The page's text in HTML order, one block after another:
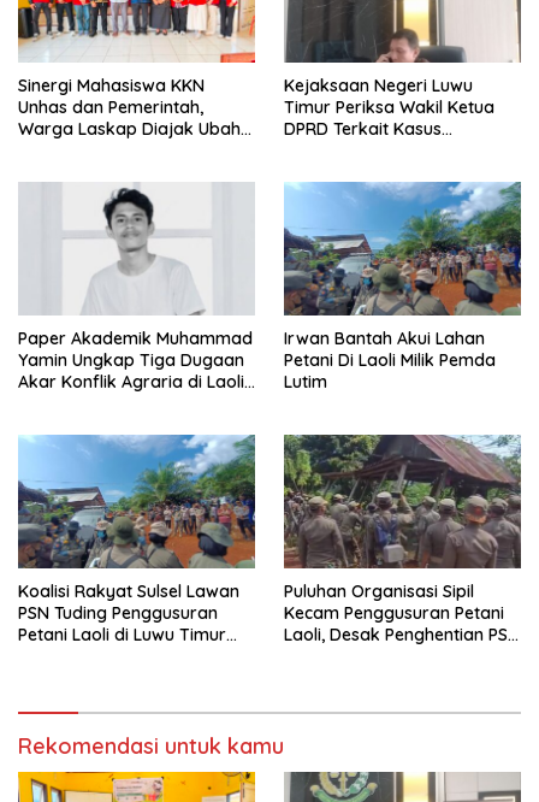
Sinergi Mahasiswa KKN
Unhas dan Pemerintah,
Warga Laskap Diajak Ubah
Kejaksaan Negeri Luwu
Timur Periksa Wakil Ketua
DPRD Terkait Kasus
Paper Akademik Muhammad
Yamin Ungkap Tiga Dugaan
Akar Konflik Agraria di Laoli
Irwan Bantah Akui Lahan
Petani Di Laoli Milik Pemda
Lutim
Koalisi Rakyat Sulsel Lawan
PSN Tuding Penggusuran
Petani Laoli di Luwu Timur
Puluhan Organisasi Sipil
Kecam Penggusuran Petani
Laoli, Desak Penghentian PSN
Rekomendasi untuk kamu